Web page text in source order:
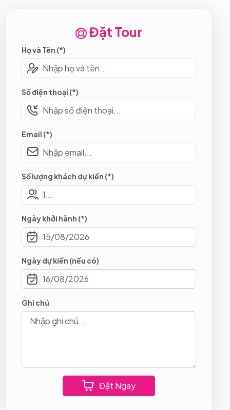
Đặt Tour
Họ và Tên (*)
Số điện thoại (*)
Email (*)
Số lượng khách dự kiến (*)
Ngày khởi hành (*)
Ngày dự kiến (nếu có)
Ghi chú
Đặt Ngay